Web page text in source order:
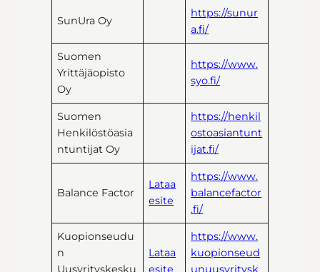
SunUra Oy
https://sunur
a.fi/
Suomen
Yrittäjäopisto
Oy
https://www.
syo.fi/
Suomen
Henkilöstöasia
ntuntijat Oy
https://henkil
ostoasiantunt
ijat.fi/
Balance Factor
Lataa
esite
https://www.
balancefactor
.fi/
Kuopionseudu
n
Uusyrityskesku
Lataa
esite
https://www.
kuopionseud
unuusyritysk